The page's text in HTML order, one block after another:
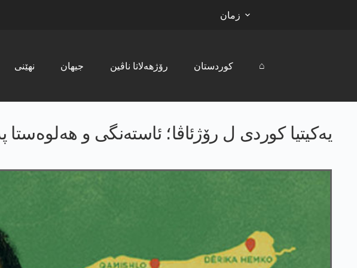
زمان
نھێنی جیھان رۆژھەلاتا ناڤین کوردستان ⌂
یەکیتیا کوردی ل رۆژئاڤا؛ ئاستەنگی و هەلوەستا